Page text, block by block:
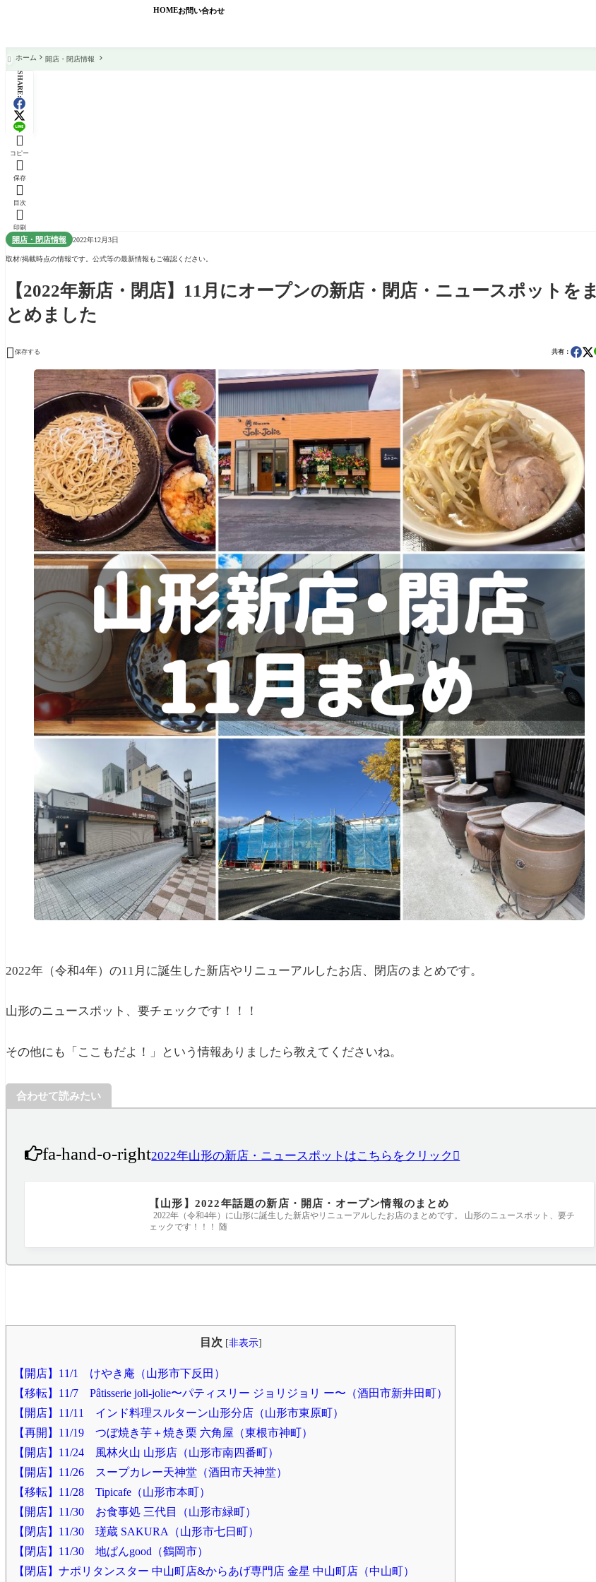
HOMEお問い合わせ
 ホーム 開店・閉店情報
SHARE:

コピー

保存

目次

印刷
開店・閉店情報 2022年12月3日
取材/掲載時点の情報です。公式等の最新情報もご確認ください。
【2022年新店・閉店】11月にオープンの新店・閉店・ニュースポットをま
とめました
 保存する 共有：
2022年（令和4年）の11月に誕生した新店やリニューアルしたお店、閉店のまとめです。
山形のニュースポット、要チェックです！！！
その他にも「ここもだよ！」という情報ありましたら教えてくださいね。
合わせて読みたい
fa-hand-o-right2022年山形の新店・ニュースポットはこちらをクリック
【山形】2022年話題の新店・開店・オープン情報のまとめ
2022年（令和4年）に山形に誕生した新店やリニューアルしたお店のまとめです。 山形のニュースポット、要チ
ェックです！！！ 随
目次 [非表示]
【開店】11/1 けやき庵（山形市下反田）
【移転】11/7 Pâtisserie joli-jolie〜パティスリー ジョリジョリ ー〜（酒田市新井田町）
【開店】11/11 インド料理スルターン山形分店（山形市東原町）
【再開】11/19 つぼ焼き芋＋焼き栗 六角屋（東根市神町）
【開店】11/24 風林火山 山形店（山形市南四番町）
【開店】11/26 スープカレー天神堂（酒田市天神堂）
【移転】11/28 Tipicafe（山形市本町）
【開店】11/30 お食事処 三代目（山形市緑町）
【閉店】11/30 瑳蔵 SAKURA（山形市七日町）
【閉店】11/30 地ぱんgood（鶴岡市）
【閉店】ナポリタンスター 中山町店&からあげ専門店 金星 中山町店（中山町）